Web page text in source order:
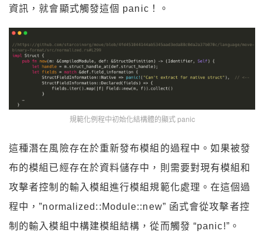
資訊，就會顯式觸發這個 panic！。
規範化例程中初始化結構體的顯式 panic
這種潛在風險存在於重新發布模組的過程中。如果被發
布的模組已經存在於資料儲存中，則需要對現有模組和
攻擊者控制的輸入模組進行模組規範化處理。在這個過
程中，”normalized::Module::new” 函式會從攻擊者控
制的輸入模組中構建模組結構，從而觸發 “panic!”。